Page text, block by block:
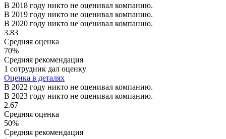
В 2018 году никто не оценивал компанию.
В 2019 году никто не оценивал компанию.
В 2020 году никто не оценивал компанию.
3.83
Средняя оценка
70%
Средняя рекомендация
1 сотрудник дал оценку
Оценка в деталях
В 2022 году никто не оценивал компанию.
В 2023 году никто не оценивал компанию.
2.67
Средняя оценка
50%
Средняя рекомендация